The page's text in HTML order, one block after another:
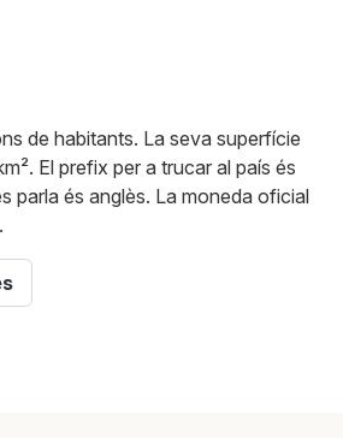
de habitants. La seva superfície
El prefix per a trucar al país és
parla és anglès. La moneda oficial